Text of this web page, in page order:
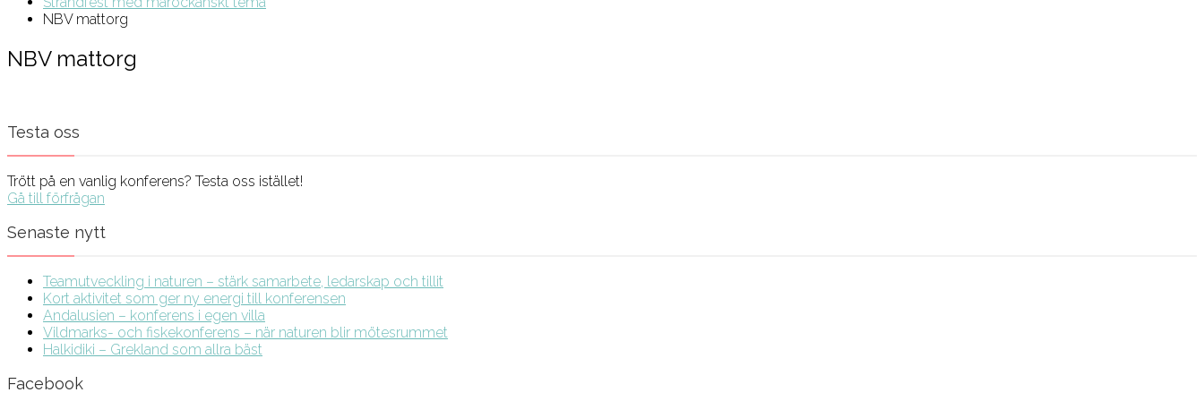
NBV mattorg
NBV mattorg
Testa oss
Trött på en vanlig konferens? Testa oss istället!
Gå till förfrågan
Senaste nytt
Teamutveckling i naturen – stärk samarbete, ledarskap och tillit
Kort aktivitet som ger ny energi till konferensen
Andalusien – konferens i egen villa
Vildmarks- och fiskekonferens – när naturen blir mötesrummet
Halkidiki – Grekland som allra bäst
Facebook